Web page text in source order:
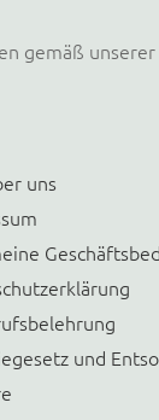
gemäß unserer
uns
und